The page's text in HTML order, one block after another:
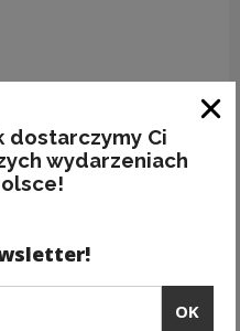
poprawność
dostarczymy Ci
wydarzeniach
OK